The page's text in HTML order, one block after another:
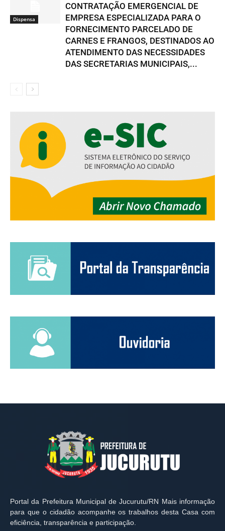
Dispensa
CONTRATAÇÃO EMERGENCIAL DE
EMPRESA ESPECIALIZADA PARA O
FORNECIMENTO PARCELADO DE
CARNES E FRANGOS, DESTINADOS AO
ATENDIMENTO DAS NECESSIDADES
DAS SECRETARIAS MUNICIPAIS,...
Portal da Prefeitura Municipal de Jucurutu/RN Mais informação
para que o cidadão acompanhe os trabalhos desta Casa com
eficiência, transparência e participação.